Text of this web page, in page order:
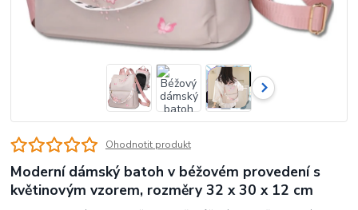
Ohodnotit produkt
Moderní dámský batoh v béžovém provedení s
květinovým vzorem, rozměry 32 x 30 x 12 cm